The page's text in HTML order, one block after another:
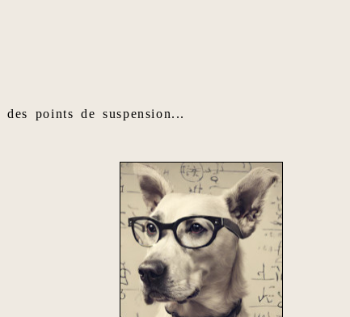
points de suspension...